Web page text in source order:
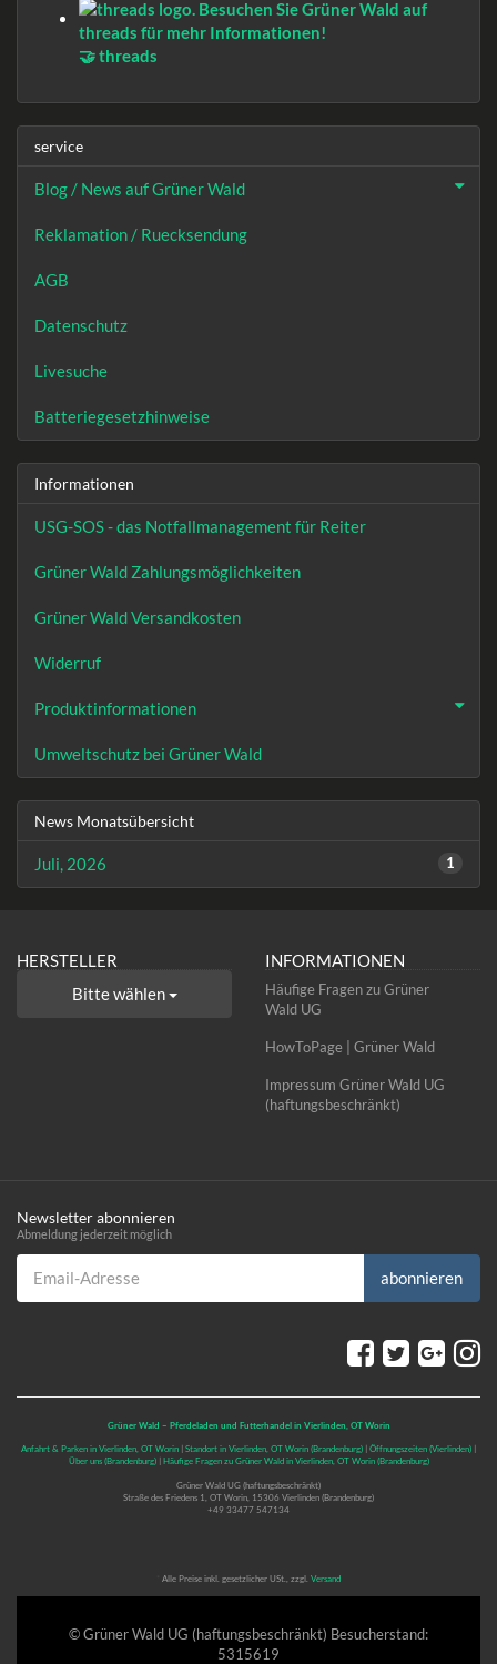
🤝 threads
service
Blog / News auf Grüner Wald
Reklamation / Ruecksendung
AGB
Datenschutz
Livesuche
Batteriegesetzhinweise
Informationen
USG-SOS - das Notfallmanagement für Reiter
Grüner Wald Zahlungsmöglichkeiten
Grüner Wald Versandkosten
Widerruf
Produktinformationen
Umweltschutz bei Grüner Wald
News Monatsübersicht
Juli, 2026 1
HERSTELLER
Bitte wählen
INFORMATIONEN
Häufige Fragen zu Grüner
Wald UG
HowToPage | Grüner Wald
Impressum Grüner Wald UG
(haftungsbeschränkt)
Newsletter abonnieren
Abmeldung jederzeit möglich
Email-Adresse
abonnieren
Grüner Wald – Pferdeladen und Futterhandel in Vierlinden, OT Worin
Anfahrt & Parken in Vierlinden, OT Worin | Standort in Vierlinden, OT Worin (Brandenburg) | Öffnungszeiten (Vierlinden) |
Über uns (Brandenburg) | Häufige Fragen zu Grüner Wald in Vierlinden, OT Worin (Brandenburg)
Grüner Wald UG (haftungsbeschränkt)
Straße des Friedens 1, OT Worin, 15306 Vierlinden (Brandenburg)
+49 33477 547134
Alle Preise inkl. gesetzlicher USt., zzgl. Versand
© Grüner Wald UG (haftungsbeschränkt) Besucherstand:
5315619